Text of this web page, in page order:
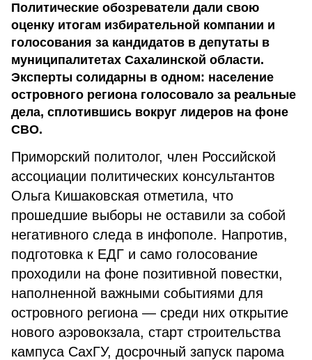
Политические обозреватели дали свою
оценку итогам избирательной компании и
голосования за кандидатов в депутаты в
муниципалитетах Сахалинской области.
Эксперты солидарны в одном: население
островного региона голосовало за реальные
дела, сплотившись вокруг лидеров на фоне
СВО.
Приморский политолог, член Российской
ассоциации политических консультантов
Ольга Кишаковская отметила, что
прошедшие выборы не оставили за собой
негативного следа в инфополе. Напротив,
подготовка к ЕДГ и само голосование
проходили на фоне позитивной повестки,
наполненной важными событиями для
островного региона — среди них открытие
нового аэровокзала, старт строительства
кампуса СахГУ, досрочный запуск парома